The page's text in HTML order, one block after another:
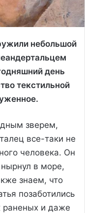
небольшой
день
текстильной
зверем,
все-таки не
человека. Он
в море,
знаем, что
позаботились
раненых и даже